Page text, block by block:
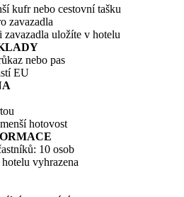
kufr nebo cestovní tašku
zavazadla
uložíte v hotelu
nebo pas
EU
hotovost
10 osob
vyhrazena